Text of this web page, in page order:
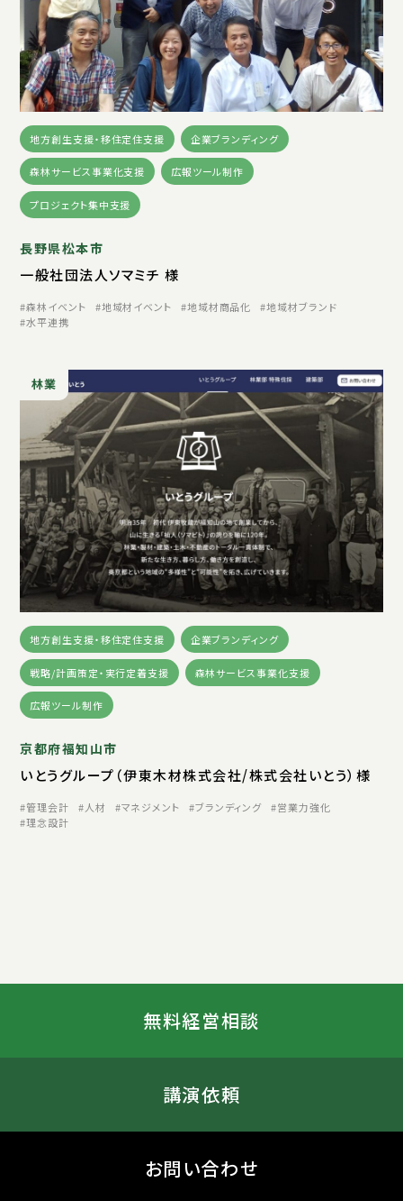
地方創生支援・移住定住支援 企業ブランディング
森林サービス事業化支援 広報ツール制作
プロジェクト集中支援
長野県松本市
一般社団法人ソマミチ 様
森林イベント 地域材イベント 地域材商品化
地域材ブランド
水平連携
林業
地方創生支援・移住定住支援 企業ブランディング
戦略/計画策定・実行定着支援 森林サービス事業化支援
広報ツール制作
京都府福知山市
いとうグループ（伊東木材株式会社/株式会社いとう）様
管理会計 人材 マネジメント ブランディング
営業力強化
理念設計
無料経営相談
講演依頼
お問い合わせ